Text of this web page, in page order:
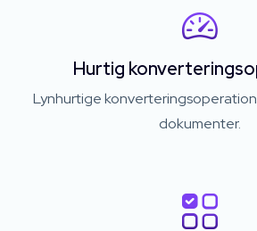
Hurtig
Lynhurtige
dokumenter.